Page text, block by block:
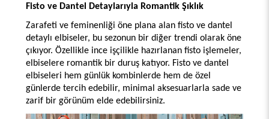
Fisto ve Dantel Detaylarıyla Romantik Şıklık
Zarafeti ve feminenliği öne plana alan fisto ve dantel
detaylı elbiseler, bu sezonun bir diğer trendi olarak öne
çıkıyor. Özellikle ince işçilikle hazırlanan fisto işlemeler,
elbiselere romantik bir duruş katıyor. Fisto ve dantel
elbiseleri hem günlük kombinlerde hem de özel
günlerde tercih edebilir, minimal aksesuarlarla sade ve
zarif bir görünüm elde edebilirsiniz.